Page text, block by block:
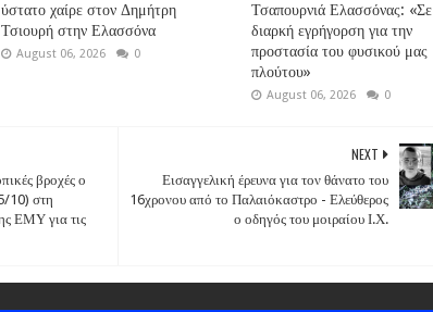
ύστατο χαίρε στον Δημήτρη
Τσιουρή στην Ελασσόνα
August 06, 2026 0
Τσαπουρνιά Ελασσόνας: «Σε
διαρκή εγρήγορση για την
προστασία του φυσικού μας
πλούτου»
August 06, 2026 0
NEXT
Εισαγγελική έρευνα για τον θάνατο του
16χρονου από το Παλαιόκαστρο - Ελεύθερος
ο οδηγός του μοιραίου Ι.Χ.
βροχές ο
10) στη
ΕΜΥ για τις